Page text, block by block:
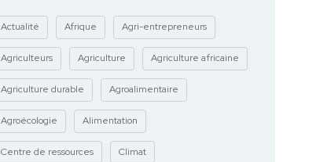
Actualité Afrique Agri-entrepreneurs
Agriculteurs Agriculture Agriculture africaine
Agriculture durable Agroalimentaire
Agroécologie Alimentation
Centre de ressources Climat